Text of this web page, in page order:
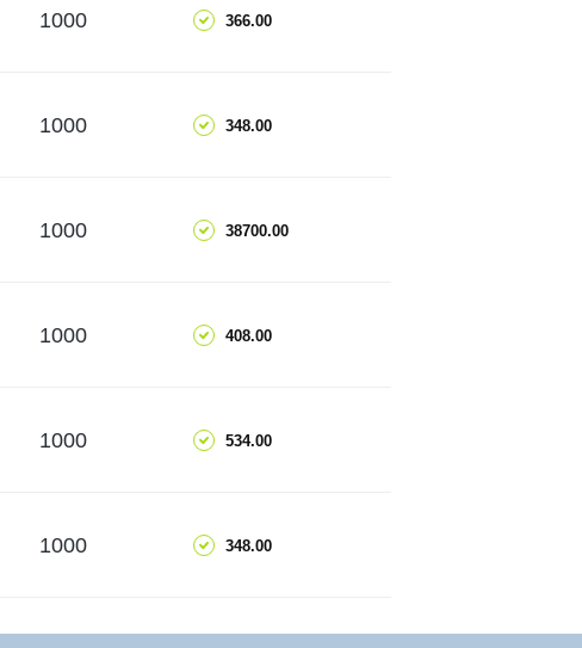
1000 366.00
1000 348.00
1000 38700.00
1000 408.00
1000 534.00
1000 348.00